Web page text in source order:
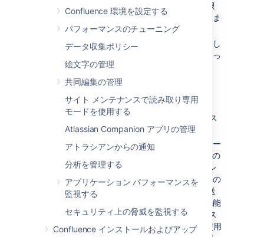
Confluence 環境を設定する
パフォーマンスのチューニング
データ収集ポリシー
絵文字の管理
共同編集の管理
サイト メンテナンスで読み取り専用
モードを使用する
Atlassian Companion アプリの管理
アトラシアンからの通知
分析を管理する
アプリケーション パフォーマンスを
監視する
セキュリティ上の脅威を監視する
Confluence インストールおよびアップ
*.*.*.*
を含めると、許可リストの制限
を完全に無効にするのと同じことになりま
す。
設定ファイルのバックアップを作成しまし
自分自身をロックアウトしてしまっ
た際に必要となります
その他の役立つ情報
websudo 許可リストはコンマ区切りリス
トです。
インターネットからの接続を処理するサー
バーやサービスには、HTTP リクエストの
ヘッダーとしてクライアントの IP アドレ
スを含める必要があります。その後、この
ヘッダーは内部のサーバー/ノードに転送
されて処理されます。既定では、この機能
ではクライアントの IP アドレスのソース
としてX-Forwarded-Forヘッダーを使用